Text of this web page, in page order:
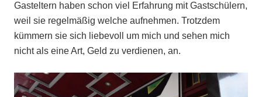
Gasteltern haben schon viel Erfahrung mit Gastschülern,
weil sie regelmäßig welche aufnehmen. Trotzdem
kümmern sie sich liebevoll um mich und sehen mich
nicht als eine Art, Geld zu verdienen, an.